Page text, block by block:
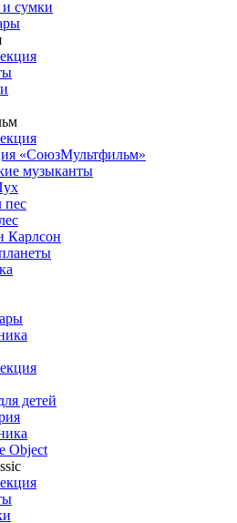
сумки
«СоюзМультфильм»
музыканты
детей
Object